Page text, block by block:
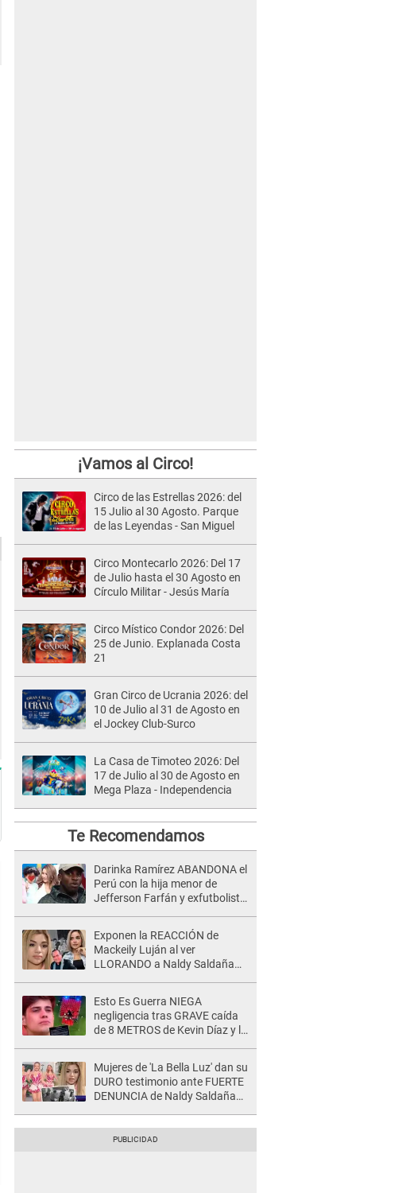
¡Vamos al Circo!
Circo de las Estrellas 2026: del
15 Julio al 30 Agosto. Parque
de las Leyendas - San Miguel
Circo Montecarlo 2026: Del 17
de Julio hasta el 30 Agosto en
Círculo Militar - Jesús María
Circo Místico Condor 2026: Del
25 de Junio. Explanada Costa
21
Gran Circo de Ucrania 2026: del
10 de Julio al 31 de Agosto en
el Jockey Club-Surco
La Casa de Timoteo 2026: Del
17 de Julio al 30 de Agosto en
Mega Plaza - Independencia
Te Recomendamos
Darinka Ramírez ABANDONA el
Perú con la hija menor de
Jefferson Farfán y exfutbolista
Exponen la REACCIÓN de
Mackeily Luján al ver
LLORANDO a Naldy Saldaña
Esto Es Guerra NIEGA
negligencia tras GRAVE caída
de 8 METROS de Kevin Díaz y lo
Mujeres de 'La Bella Luz' dan su
DURO testimonio ante FUERTE
DENUNCIA de Naldy Saldaña